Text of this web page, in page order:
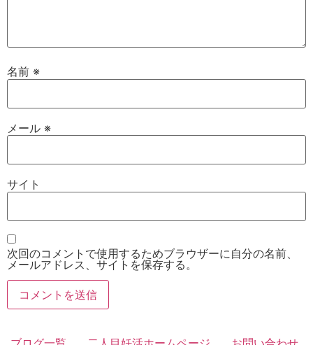
名前 ※
メール ※
サイト
次回のコメントで使用するためブラウザーに自分の名前、
メールアドレス、サイトを保存する。